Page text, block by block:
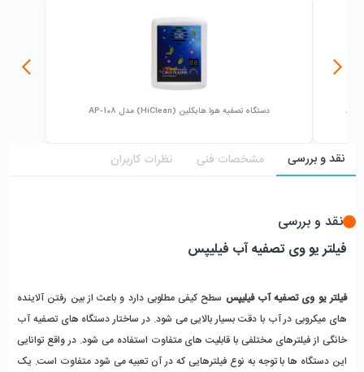
دستگاه تصفیه هوا هایکلین (HiClean) مدل AP-108
نقد و بررسی مشخصات فنی نظرات کاربران
نقد و بررسی
فیلتر یو وی تصفیه آب فیلیپس
فیلتر یو وی تصفیه آب فیلیپس سطح کیفی مطلوبی دارد و باعث از بین رفتن آلاینده
های میکروبی در آب با دقت بسیار بالایی می شود. در ساختار دستگاه های تصفیه آب
خانگی از فیلترهای مختلفی با قابلیت های متفاوت استفاده می شود. در واقع توانایی
این دستگاه ها با توجه به نوع فیلترهایی که در آن تعبیه می شود متفاوت است. یک